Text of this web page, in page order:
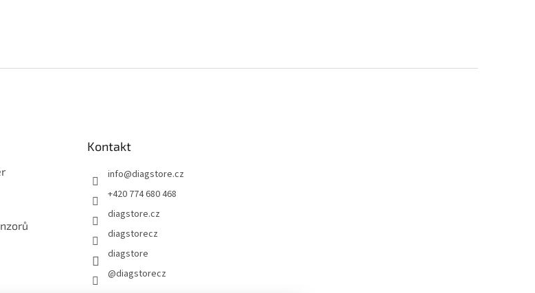
Kontakt
info@diagstore.cz
+420 774 680 468
diagstore.cz
diagstorecz
diagstore
@diagstorecz